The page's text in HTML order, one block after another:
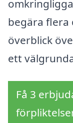
begära flera
överblick
ett
Få 3